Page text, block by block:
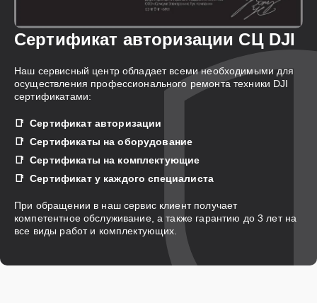
Сертификат авторизации СЦ DJI
Наш сервисный центр обладает всеми необходимыми для
осуществления профессионального ремонта техники DJI
сертификатами:
Сертификат авторизации
Сертификаты на оборудование
Сертификаты на комплектующие
Сертификат у каждого специалиста
При обращении в наш сервис клиент получает
компетентное обслуживание, а также гарантию до 3 лет на
все виды работ и комплектующих.